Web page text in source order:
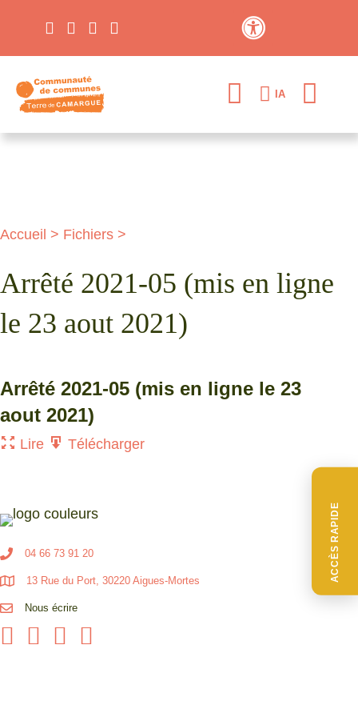
ACCÈS RAPIDE
IA
Accueil > Fichiers >
Arrêté 2021-05 (mis en ligne
le 23 aout 2021)
Arrêté 2021-05 (mis en ligne le 23
aout 2021)
Lire Télécharger
04 66 73 91 20
13 Rue du Port, 30220 Aigues-Mortes
Nous écrire